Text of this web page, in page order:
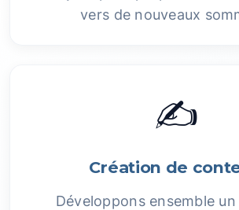
vers de nouveaux
✍️
Création de
Développons ensemble